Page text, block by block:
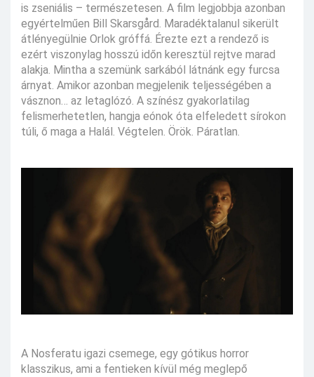
is zseniális – természetesen. A film legjobbja azonban
egyértelműen Bill Skarsgård. Maradéktalanul sikerült
átlényegülnie Orlok gróffá. Érezte ezt a rendező is
ezért viszonylag hosszú időn keresztül rejtve marad
alakja. Mintha a szemünk sarkából látnánk egy furcsa
árnyat. Amikor azonban megjelenik teljességében a
vásznon… az letaglózó. A színész gyakorlatilag
felismerhetetlen, hangja eónok óta elfeledett sírokon
túli, ő maga a Halál. Végtelen. Örök. Páratlan.
A Nosferatu igazi csemege, egy gótikus horror
klasszikus, ami a fentieken kívül még meglepő